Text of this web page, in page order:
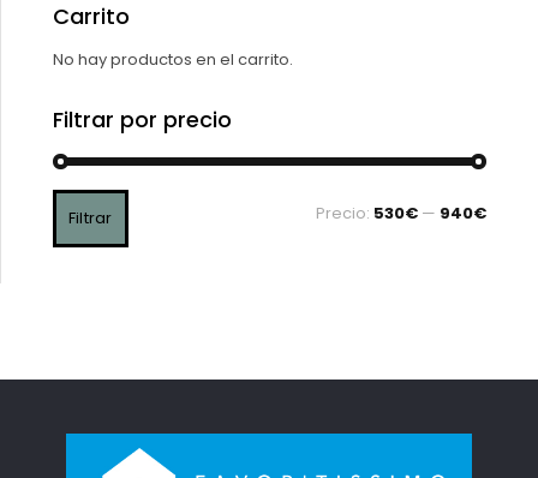
Carrito
No hay productos en el carrito.
Filtrar por precio
Filtrar Precio: 530€ — 940€